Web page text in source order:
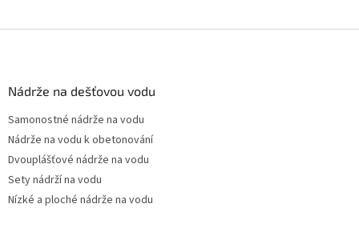
Nádrže na dešťovou vodu
Samonostné nádrže na vodu
Nádrže na vodu k obetonování
Dvouplášťové nádrže na vodu
Sety nádrží na vodu
Nízké a ploché nádrže na vodu